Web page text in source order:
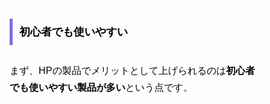
初心者でも使いやすい
まず、HPの製品でメリットとして上げられるのは初心者
でも使いやすい製品が多いという点です。